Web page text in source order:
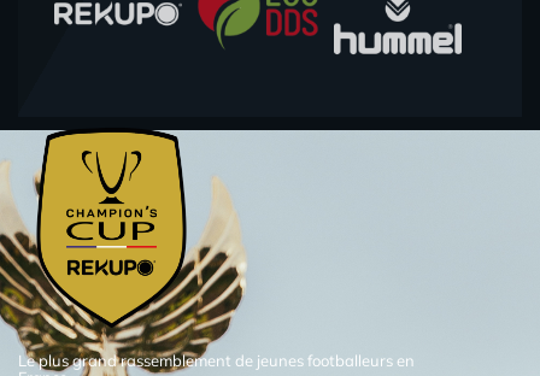
Le plus grand rassemblement de jeunes footballeurs en